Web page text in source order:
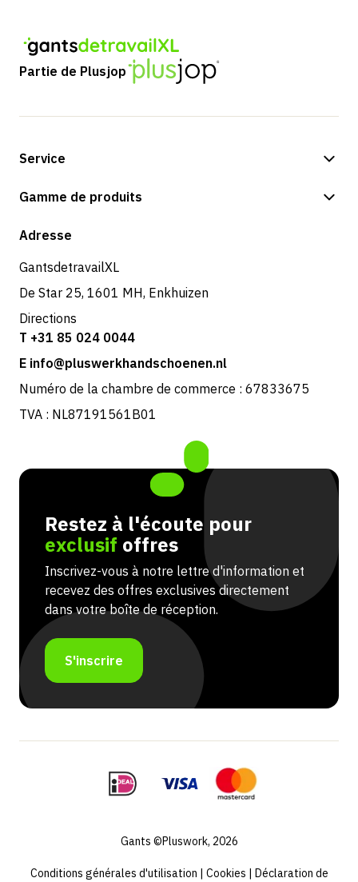
Partie de Plusjop
Service
Options de paiement
Retours et service
Gamme de produits
Boutique
Adresse
GantsdetravailXL
De Star 25, 1601 MH, Enkhuizen
Directions
T +31 85 024 0044
E info@pluswerkhandschoenen.nl
Numéro de la chambre de commerce : 67833675
TVA : NL87191561B01
Restez à l'écoute pour
exclusif offres
Inscrivez-vous à notre lettre d'information et
recevez des offres exclusives directement
dans votre boîte de réception.
S'inscrire
Gants ©Pluswork, 2026
Conditions générales d'utilisation | Cookies | Déclaration de